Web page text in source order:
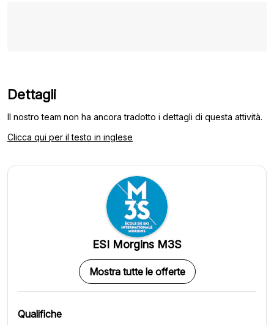
Dettagli
Il nostro team non ha ancora tradotto i dettagli di questa attività.
Clicca qui per il testo in inglese
ESI Morgins M3S
Mostra tutte le offerte
Qualifiche